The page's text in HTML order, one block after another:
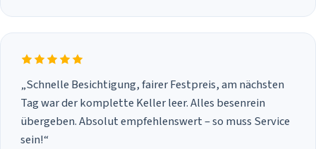
„Schnelle Besichtigung, fairer Festpreis, am nächsten
Tag war der komplette Keller leer. Alles besenrein
übergeben. Absolut empfehlenswert – so muss Service
sein!“